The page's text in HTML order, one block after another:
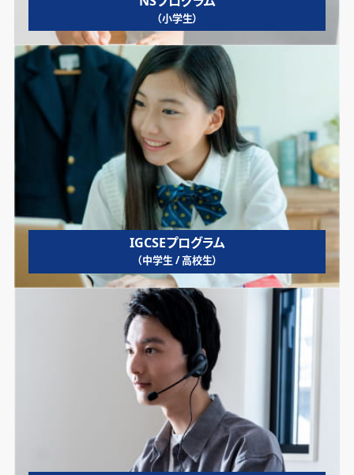
（小学生）
IGCSEプログラム
（中学生 / 高校生）